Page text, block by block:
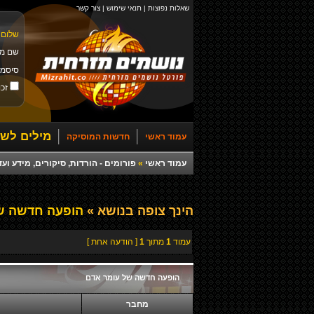
שאלות נפוצות | תנאי שימוש | צור קשר
שם
עמוד ראשי חדשות המוסיקה מילים
עמוד ראשי » פורומים - הורדות, סיקורים, מידע
הינך צופה בנושא » הופעה חדשה
עמוד 1 מתוך 1 [ הודעה אחת ]
הופעה חדשה של עומר אדם
מחבר